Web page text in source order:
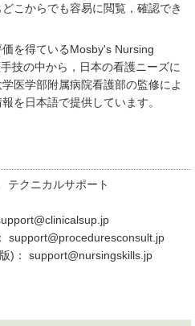
こからでも容易に閲覧，確認でき
を得ているMosby's Nursing
技の中から，日本の看護ニーズに
医学部附属病院看護部の監修によ
を日本語で提供しています。
クニカルサポート
support@proceduresconsult.jp
)： support@nursingskills.jp